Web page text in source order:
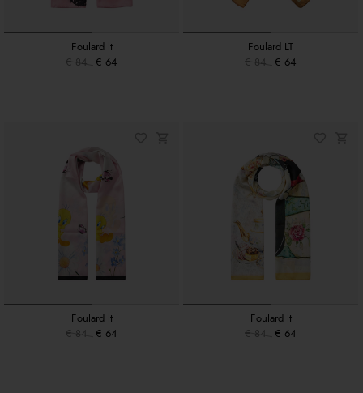
Foulard lt
€ 84
€ 64
Foulard LT
€ 84
€ 64
Foulard lt
€ 84
€ 64
Foulard lt
€ 84
€ 64